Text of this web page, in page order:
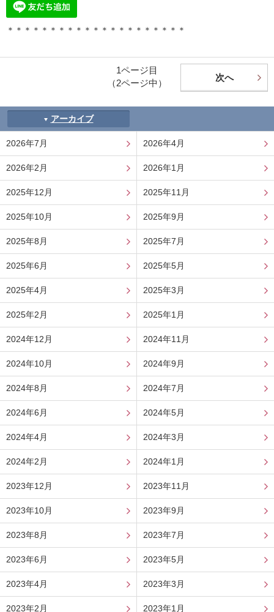
＊＊＊＊＊＊＊＊＊＊＊＊＊＊＊＊＊＊＊＊＊
次へ
1ページ目
（2ページ中）
アーカイブ
2026年7月 2026年4月
2026年2月 2026年1月
2025年12月 2025年11月
2025年10月 2025年9月
2025年8月 2025年7月
2025年6月 2025年5月
2025年4月 2025年3月
2025年2月 2025年1月
2024年12月 2024年11月
2024年10月 2024年9月
2024年8月 2024年7月
2024年6月 2024年5月
2024年4月 2024年3月
2024年2月 2024年1月
2023年12月 2023年11月
2023年10月 2023年9月
2023年8月 2023年7月
2023年6月 2023年5月
2023年4月 2023年3月
2023年2月 2023年1月